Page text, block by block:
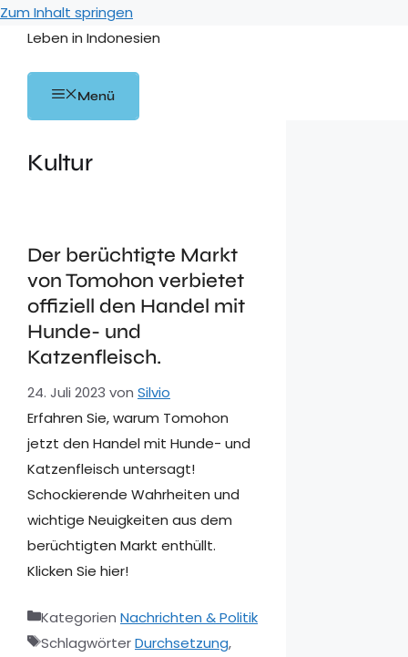
Zum Inhalt springen
Leben in Indonesien
Menü
Kultur
Der berüchtigte Markt
von Tomohon verbietet
offiziell den Handel mit
Hunde- und
Katzenfleisch.
24. Juli 2023 von Silvio
Erfahren Sie, warum Tomohon
jetzt den Handel mit Hunde- und
Katzenfleisch untersagt!
Schockierende Wahrheiten und
wichtige Neuigkeiten aus dem
berüchtigten Markt enthüllt.
Klicken Sie hier!
Kategorien Nachrichten & Politik
SchlagwörterDurchsetzung,